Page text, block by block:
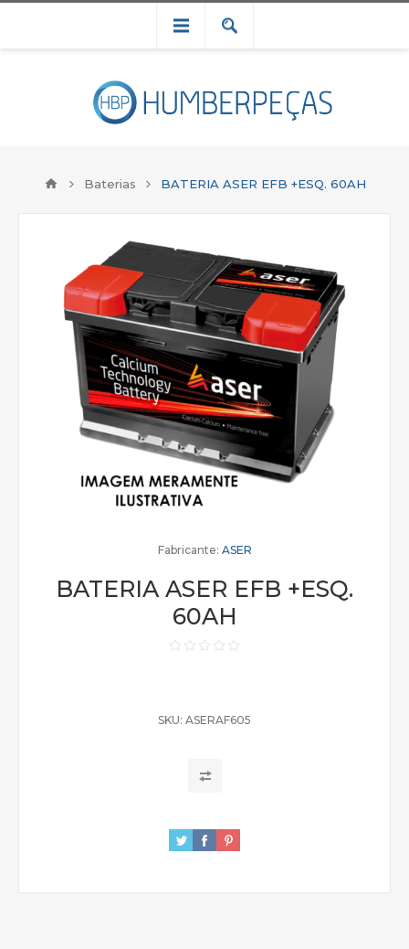
Baterias BATERIA ASER EFB +ESQ. 60AH
Fabricante: ASER
BATERIA ASER EFB +ESQ.
60AH
SKU: ASERAF605